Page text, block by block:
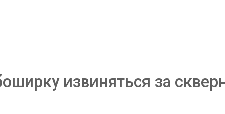
извиняться за